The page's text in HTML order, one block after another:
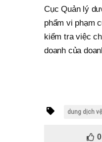
Cục Quản lý
phẩm vi phạm
kiểm tra việc
doanh của
dung dịch
0